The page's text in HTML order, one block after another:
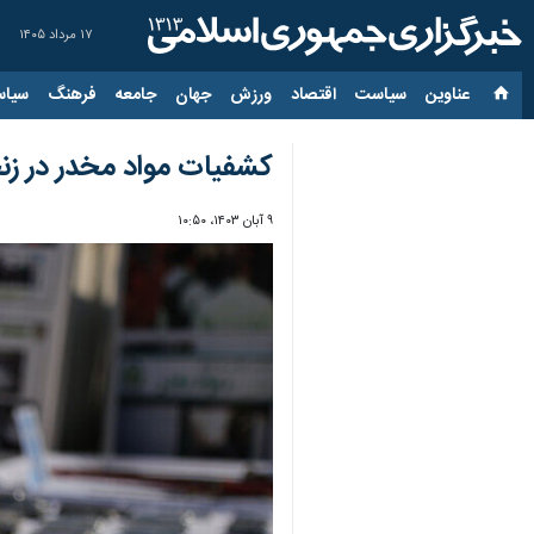
۱۷ مرداد ۱۴۰۵
عناوین‌ سیاست اقتصاد ورزش جهان جامعه فرهنگ
کشفیات مواد مخدر در زنجان ۲۴ درصد
۹ آبان ۱۴۰۳، ۱۰:۵۰